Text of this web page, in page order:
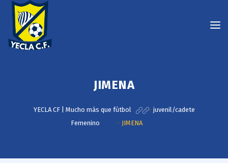
JIMENA
YECLA CF | Mucho más que fútbol > juvenil/cadete
Femenino
> JIMENA